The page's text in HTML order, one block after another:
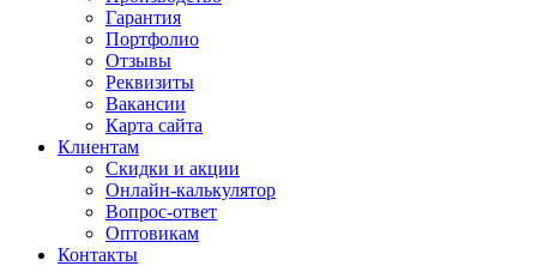
Гарантия
Портфолио
Отзывы
Реквизиты
Вакансии
Карта сайта
Клиентам
Скидки и акции
Онлайн-калькулятор
Вопрос-ответ
Оптовикам
Контакты